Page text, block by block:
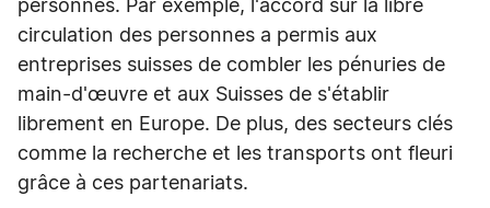
personnes. Par exemple, l'accord sur la libre
circulation des personnes a permis aux
entreprises suisses de combler les pénuries de
main-d'œuvre et aux Suisses de s'établir
librement en Europe. De plus, des secteurs clés
comme la recherche et les transports ont fleuri
grâce à ces partenariats.